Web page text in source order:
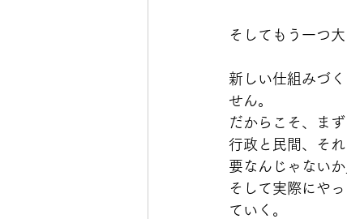
そしてもう一つ
新しい仕組みづ
せん。
だからこそ、ま
行政と民間、そ
要なんじゃない
そして実際にや
ていく。